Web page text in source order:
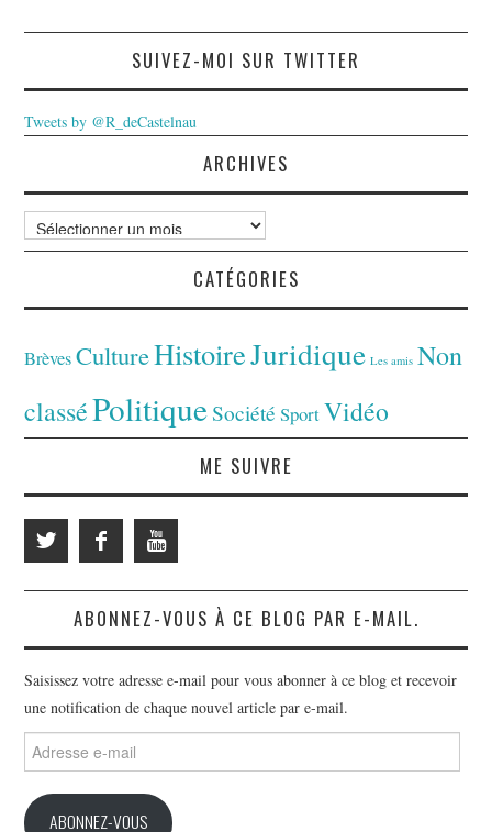
SUIVEZ-MOI SUR TWITTER
Tweets by @R_deCastelnau
ARCHIVES
Archives
CATÉGORIES
Brèves CultureHistoireJuridique Les amis Non
classéPolitiqueSociété SportVidéo
ME SUIVRE
ABONNEZ-VOUS À CE BLOG PAR E-MAIL.
Saisissez votre adresse e-mail pour vous abonner à ce blog et recevoir
une notification de chaque nouvel article par e-mail.
e-
ABONNEZ-VOUS